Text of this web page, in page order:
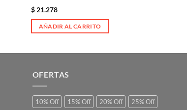
$21.278
AÑADIR AL CARRITO
OFERTAS
10% Off 15% Off 20% Off 25% Off